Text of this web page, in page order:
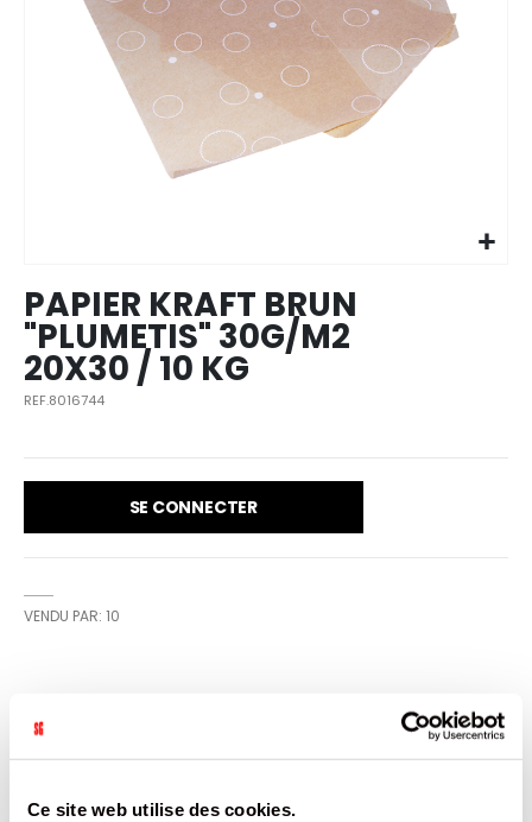
Ce site web utilise des cookies.
images
gallery
PAPIER KRAFT BRUN
"PLUMETIS" 30G/M2
20X30 / 10 KG
REF.8016744
SE CONNECTER
VENDU PAR: 10
d’informations
10